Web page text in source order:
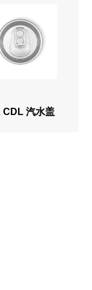
CDL 汽水盖